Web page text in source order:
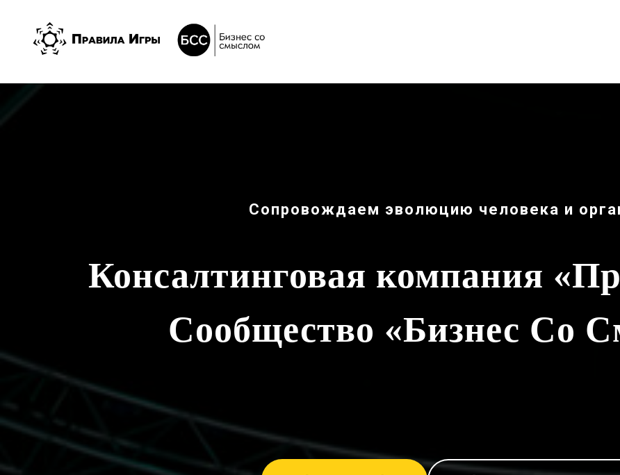
Сопровождаем эволюцию человека и
Консалтинговая компания
Сообщество «Бизнес Со